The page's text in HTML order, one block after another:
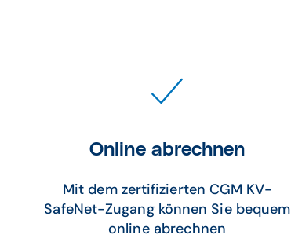
Online abrechnen
Mit dem zertifizierten CGM KV-
SafeNet-Zugang können Sie bequem
online abrechnen